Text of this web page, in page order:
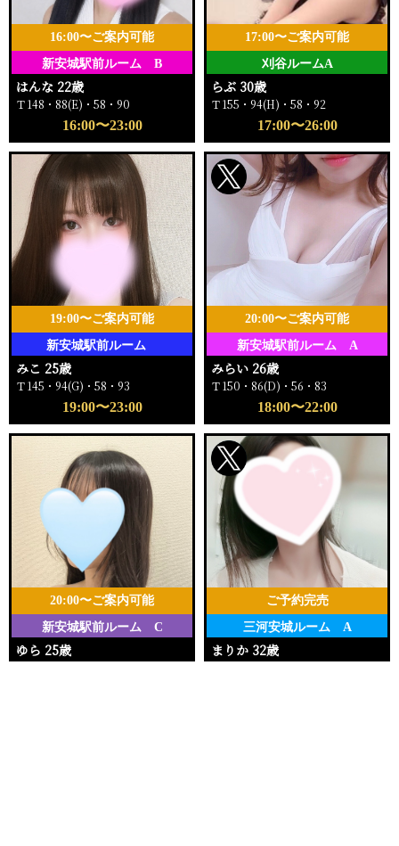
新安城駅前ルーム B
16:00〜ご案内可能
はんな 22歳
Ｔ148・88(E)・58・90
16:00〜23:00
刈谷ルームA
17:00〜ご案内可能
らぶ 30歳
Ｔ155・94(H)・58・92
17:00〜26:00
新安城駅前ルーム
19:00〜ご案内可能
みこ 25歳
Ｔ145・94(G)・58・93
19:00〜23:00
新安城駅前ルーム A
20:00〜ご案内可能
みらい 26歳
Ｔ150・86(D)・56・83
18:00〜22:00
新安城駅前ルーム C
20:00〜ご案内可能
ゆら 25歳
三河安城ルーム A
ご予約完売
まりか 32歳